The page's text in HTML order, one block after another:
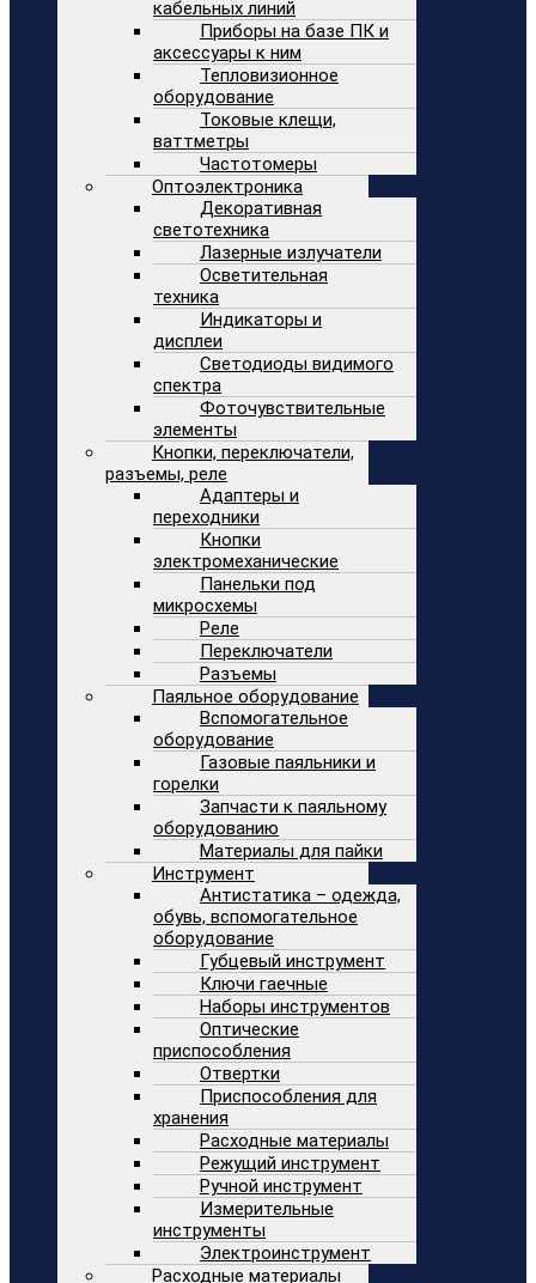
кабельных линий
Приборы на базе ПК и
аксессуары к ним
Тепловизионное
оборудование
Токовые клещи,
ваттметры
Частотомеры
Оптоэлектроника
Декоративная
светотехника
Лазерные излучатели
Осветительная
техника
Индикаторы и
дисплеи
Светодиоды видимого
спектра
Фоточувствительные
элементы
Кнопки, переключатели,
разъемы, реле
Адаптеры и
переходники
Кнопки
электромеханические
Панельки под
микросхемы
Реле
Переключатели
Разъемы
Паяльное оборудование
Вспомогательное
оборудование
Газовые паяльники и
горелки
Запчасти к паяльному
оборудованию
Материалы для пайки
Инструмент
Антистатика – одежда,
обувь, вспомогательное
оборудование
Губцевый инструмент
Ключи гаечные
Наборы инструментов
Оптические
приспособления
Отвертки
Приспособления для
хранения
Расходные материалы
Режущий инструмент
Ручной инструмент
Измерительные
инструменты
Электроинструмент
Расходные материалы